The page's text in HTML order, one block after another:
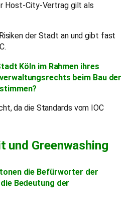
Host-City-Vertrag gilt als
der Stadt an und gibt fast
Köln im Rahmen ihres
beim Bau der
da die Standards vom IOC
und Greenwashing
die Befürworter der
Bedeutung der